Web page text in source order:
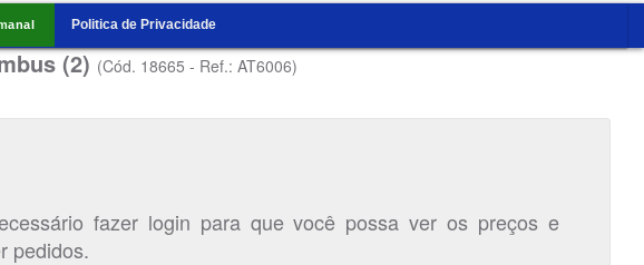
Politica de Privacidade
(2)(Cód. 18665 - Ref.: AT6006)
fazer login para que você possa ver os preços e
pedidos.